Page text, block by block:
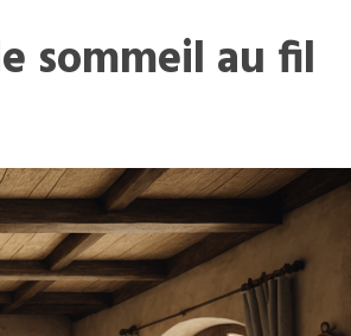
sommeil au fil